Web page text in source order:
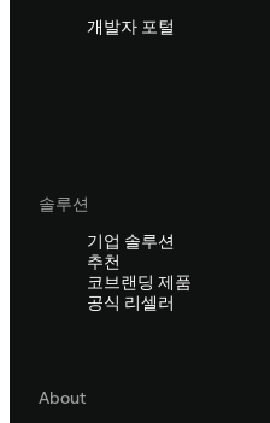
개발자 포털
솔루션
기업 솔루션
추천
코브랜딩 제품
공식 리셀러
About